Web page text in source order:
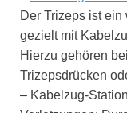
Der Trizeps ist
gezielt mit
Hierzu gehören
Trizepsdrücken
– Kabelzug-